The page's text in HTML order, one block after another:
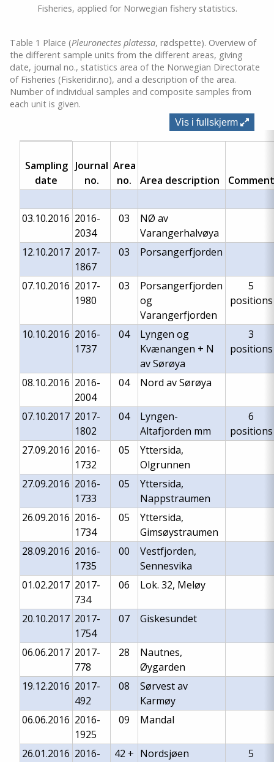
Fisheries, applied for Norwegian fishery statistics.
Table 1 Plaice (Pleuronectes platessa, rødspette). Overview of
the different sample units from the different areas, giving
date, journal no., statistics area of the Norwegian Directorate
of Fisheries (Fiskeridir.no), and a description of the area.
Number of individual samples and composite samples from
each unit is given.
Vis i fullskjerm
Sampling
date
Journal
no.
Area
no.
Area description Comment
03.10.2016 2016-
2034
03
NØ av
Varangerhalvøya
12.10.2017 2017-
1867
03 Porsangerfjorden
07.10.2016 2017-
1980
03
Porsangerfjorden
og
Varangerfjorden
5
positions
10.10.2016 2016-
1737
04
Lyngen og
Kvænangen + N
av Sørøya
3
positions
08.10.2016 2016-
2004
04 Nord av Sørøya
07.10.2017 2017-
1802
04
Lyngen-
Altafjorden mm
6
positions
27.09.2016 2016-
1732
05
Yttersida,
Olgrunnen
27.09.2016 2016-
1733
05
Yttersida,
Nappstraumen
26.09.2016 2016-
1734
05
Yttersida,
Gimsøystraumen
28.09.2016 2016-
1735
00
Vestfjorden,
Sennesvika
01.02.2017 2017-
734
06 Lok. 32, Meløy
20.10.2017 2017-
1754
07 Giskesundet
06.06.2017 2017-
778
28
Nautnes,
Øygarden
19.12.2016 2017-
492
08
Sørvest av
Karmøy
06.06.2016 2016-
1925
09 Mandal
26.01.2016 2016-
42 + Nordsjøen
5